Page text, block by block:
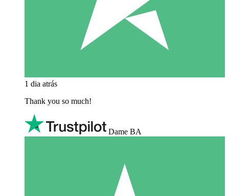
1 dia atrás
Thank you so much!
Dame BA